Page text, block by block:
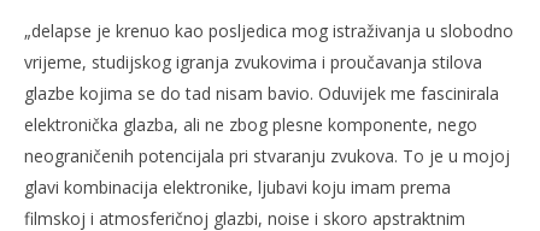
„delapse je krenuo kao posljedica mog istraživanja u slobodno
vrijeme, studijskog igranja zvukovima i proučavanja stilova
glazbe kojima se do tad nisam bavio. Oduvijek me fascinirala
elektronička glazba, ali ne zbog plesne komponente, nego
neograničenih potencijala pri stvaranju zvukova. To je u mojoj
glavi kombinacija elektronike, ljubavi koju imam prema
filmskoj i atmosferičnoj glazbi, noise i skoro apstraktnim